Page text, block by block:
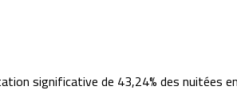
significative de 43,24% des nuitées